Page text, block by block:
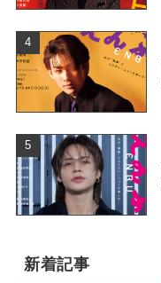
新着記事